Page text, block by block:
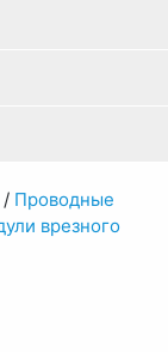
/ Проводные
врезного